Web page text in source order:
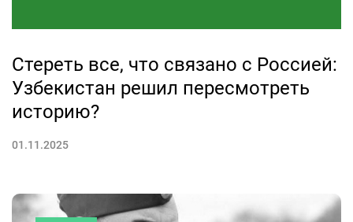
Стереть все, что связано с Россией:
Узбекистан решил пересмотреть
историю?
01.11.2025